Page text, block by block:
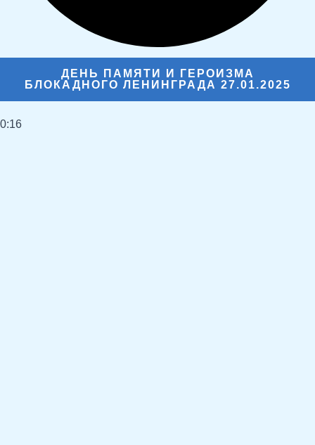
ДЕНЬ ПАМЯТИ И ГЕРОИЗМА
БЛОКАДНОГО ЛЕНИНГРАДА 27.01.2025
0:16